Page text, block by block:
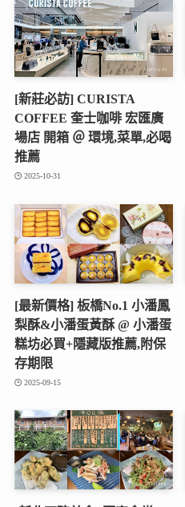
[新莊必訪] CURISTA
COFFEE 奎士咖啡 宏匯廣
場店 開箱 ＠ 環境,菜單,必喝
推薦
2025-10-31
[最新價格] 板橋No.1 小潘鳳
梨酥&小潘蛋黃酥 @ 小潘蛋
糕坊必買+隱藏版推薦,附保
存期限
2025-09-15